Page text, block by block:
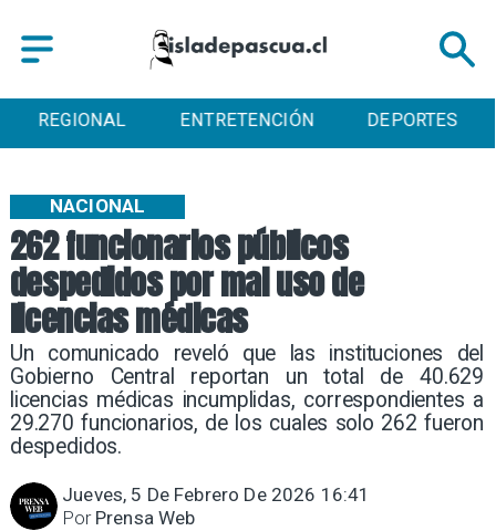
REGIONAL ENTRETENCIÓN DEPORTES
262 funcionarios públicos
despedidos por mal uso de
licencias médicas
Un comunicado reveló que las instituciones del
Gobierno Central reportan un total de 40.629
licencias médicas incumplidas, correspondientes a
29.270 funcionarios, de los cuales solo 262 fueron
despedidos.
NACIONAL
Jueves, 5 De Febrero De 2026 16:41
Prensa Web
Por